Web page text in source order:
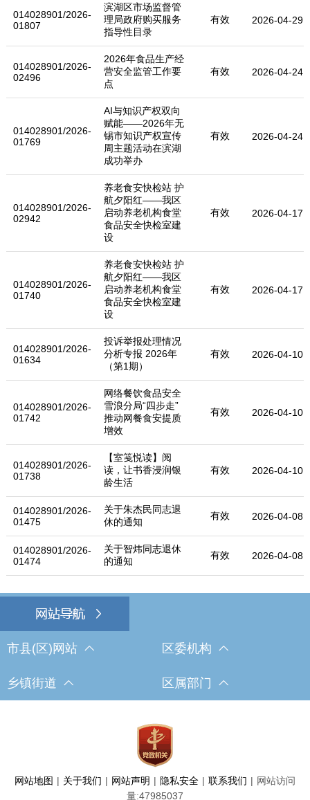
014028901/2026-
01807
滨湖区市场监督管
理局政府购买服务
指导性目录
有效 2026-04-29
014028901/2026-
02496
2026年食品生产经
营安全监管工作要
点
有效 2026-04-24
014028901/2026-
01769
AI与知识产权双向
赋能——2026年无
锡市知识产权宣传
周主题活动在滨湖
成功举办
有效 2026-04-24
014028901/2026-
02942
养老食安快检站 护
航夕阳红——我区
启动养老机构食堂
食品安全快检室建
设
有效 2026-04-17
014028901/2026-
01740
养老食安快检站 护
航夕阳红——我区
启动养老机构食堂
食品安全快检室建
设
有效 2026-04-17
014028901/2026-
01634
投诉举报处理情况
分析专报 2026年
（第1期）
有效 2026-04-10
014028901/2026-
01742
网络餐饮食品安全
雪浪分局“四步走”
推动网餐食安提质
增效
有效 2026-04-10
014028901/2026-
01738
【室笺悦读】阅
读，让书香浸润银
龄生活
有效 2026-04-10
014028901/2026-
01475
关于朱杰民同志退
休的通知
有效 2026-04-08
014028901/2026-
01474
关于智炜同志退休
的通知
有效 2026-04-08
市县(区)网站 区委机构
乡镇街道 区属部门
网站地图 | 关于我们 | 网站声明 | 隐私安全 | 联系我们 | 网站访问
量:47985037